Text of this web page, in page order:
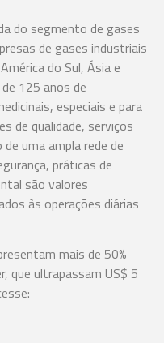
do segmento de gases
de gases industriais
do Sul, Ásia e
125 anos de
especiais e para
de qualidade, serviços
uma ampla rede de
práticas de
são valores
às operações diárias
mais de 50%
que ultrapassam US$ 5